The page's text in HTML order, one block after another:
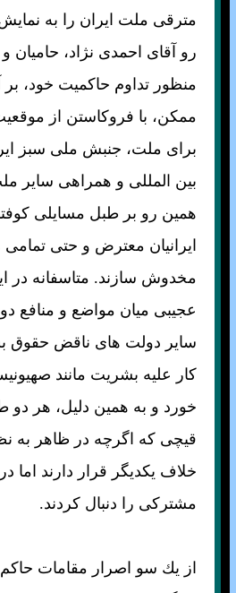
مترقی ملت ايران را به
رو آقای احمدی نژاد، حاميان
منظور تداوم حاكميت خود،
ممكن، با فروكاستن از
برای ملت، جنبش ملی سبز
بين المللی و همراهی ساير
همين رو بر طبل مسايلی
ايرانيان معترض و حتی تمامی
مخدوش سازند. متاسفانه در
عجيبی ميان مواضع و منافع
ساير دولت های ناقض حقوق
كار عليه بشريت مانند
خورد و به همين دليل، هر دو
قيچی كه اگرچه در ظاهر به
خلاف يكديگر قرار دارند اما
مشتركی را دنبال كردند.
از يك سو اصرار مقامات